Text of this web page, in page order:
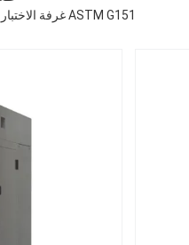
ASTM G151 غرفة الاختبار البيئي ، مصباح زينون للشيخوخة في الغرفة